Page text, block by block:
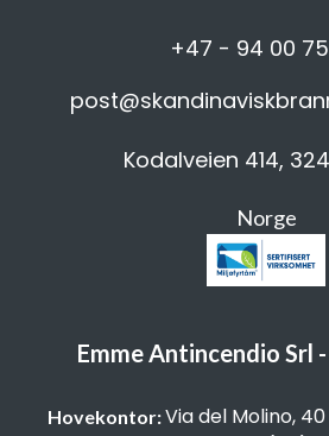
+47 - 94 00
Kodalveien 414,
Norge
Emme Antincendio Srl
Hovekontor:Via del Molino,